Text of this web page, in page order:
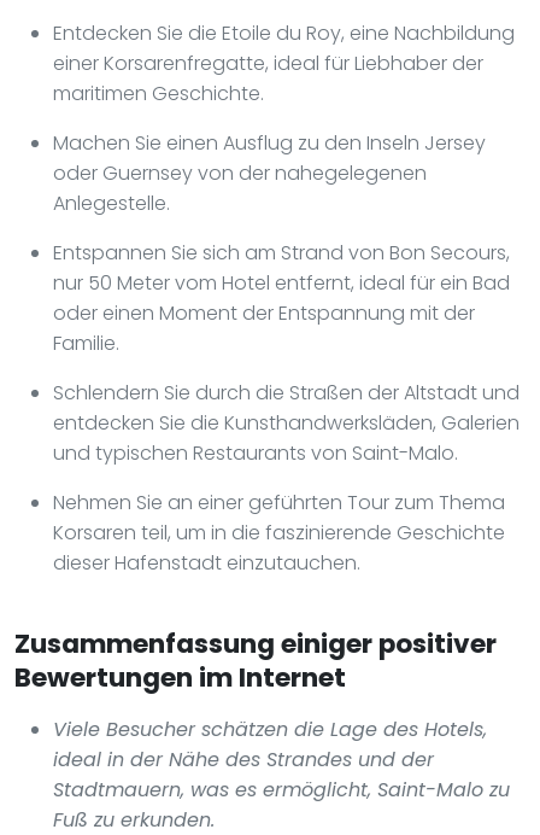
Entdecken Sie die Etoile du Roy, eine Nachbildung
einer Korsarenfregatte, ideal für Liebhaber der
maritimen Geschichte.
Machen Sie einen Ausflug zu den Inseln Jersey
oder Guernsey von der nahegelegenen
Anlegestelle.
Entspannen Sie sich am Strand von Bon Secours,
nur 50 Meter vom Hotel entfernt, ideal für ein Bad
oder einen Moment der Entspannung mit der
Familie.
Schlendern Sie durch die Straßen der Altstadt und
entdecken Sie die Kunsthandwerksläden, Galerien
und typischen Restaurants von Saint-Malo.
Nehmen Sie an einer geführten Tour zum Thema
Korsaren teil, um in die faszinierende Geschichte
dieser Hafenstadt einzutauchen.
Zusammenfassung einiger positiver
Bewertungen im Internet
Viele Besucher schätzen die Lage des Hotels,
ideal in der Nähe des Strandes und der
Stadtmauern, was es ermöglicht, Saint-Malo zu
Fuß zu erkunden.